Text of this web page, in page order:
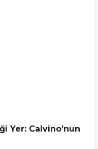
Yer: Calvino’nun